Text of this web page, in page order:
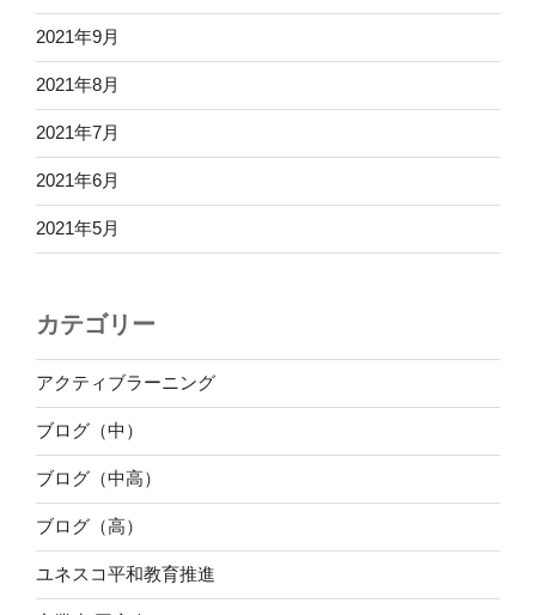
2021年9月
2021年8月
2021年7月
2021年6月
2021年5月
カテゴリー
アクティブラーニング
ブログ（中）
ブログ（中高）
ブログ（高）
ユネスコ平和教育推進